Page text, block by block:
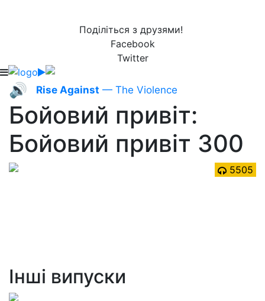
Поділіться з друзями!
Facebook
Twitter
🔊 Rise Against — The Violence
Бойовий привіт:
Бойовий привіт 300
5505
Інші випуски